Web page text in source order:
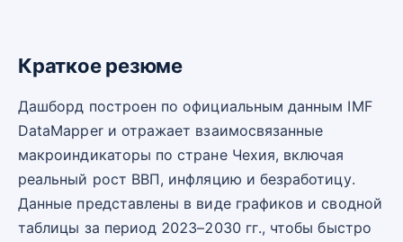
Краткое резюме
Дашборд построен по официальным данным IMF
DataMapper и отражает взаимосвязанные
макроиндикаторы по стране Чехия, включая
реальный рост ВВП, инфляцию и безработицу.
Данные представлены в виде графиков и сводной
таблицы за период 2023–2030 гг., чтобы быстро